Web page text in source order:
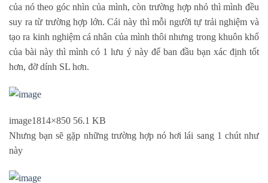
của nó theo góc nhìn của mình, còn trường hợp nhỏ thì mình đều
suy ra từ trường hợp lớn. Cái này thì mỗi người tự trải nghiệm và
tạo ra kinh nghiệm cá nhân của mình thôi nhưng trong khuôn khổ
của bài này thì mình có 1 lưu ý này để ban đầu bạn xác định tốt
hơn, đỡ dính SL hơn.
image1814×850 56.1 KB
Nhưng bạn sẽ gặp những trường hợp nó hơi lái sang 1 chút như
này